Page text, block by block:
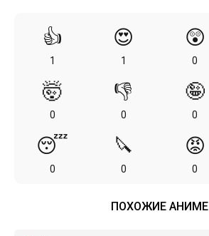
👍
1
😍
1
😲
0
🤯
0
👎
0
🤪
0
😴
0
🔪
0
😡
0
ПОХОЖИЕ АНИМЕ